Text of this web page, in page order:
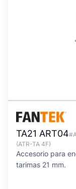
TA21 ART04
(ATR-TA 4F)
Accesorio para
tarimas 21 mm.